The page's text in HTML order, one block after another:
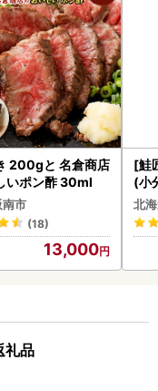
200gと 名倉商店
いポン酢 30ml
南市
(18)
13,000
[鮭
(小
5
北
礼品